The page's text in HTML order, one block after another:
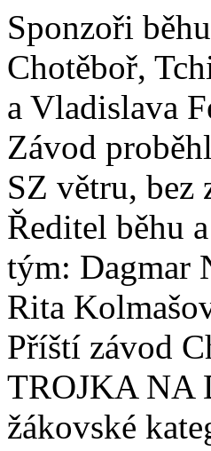
Sponzoři
Chotěboř,
a Vladislava
Závod
SZ větru, bez
Ředitel běhu
tým: Dagmar
Rita
Příští závod
TROJKA NA
žákovské